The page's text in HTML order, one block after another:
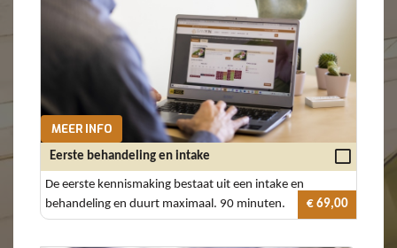
MEER INFO
Eerste behandeling en intake
De eerste kennismaking bestaat uit een intake en
behandeling en duurt maximaal. 90 minuten.
€ 69,00